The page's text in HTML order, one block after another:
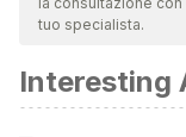
tuo specialista.
Interesting